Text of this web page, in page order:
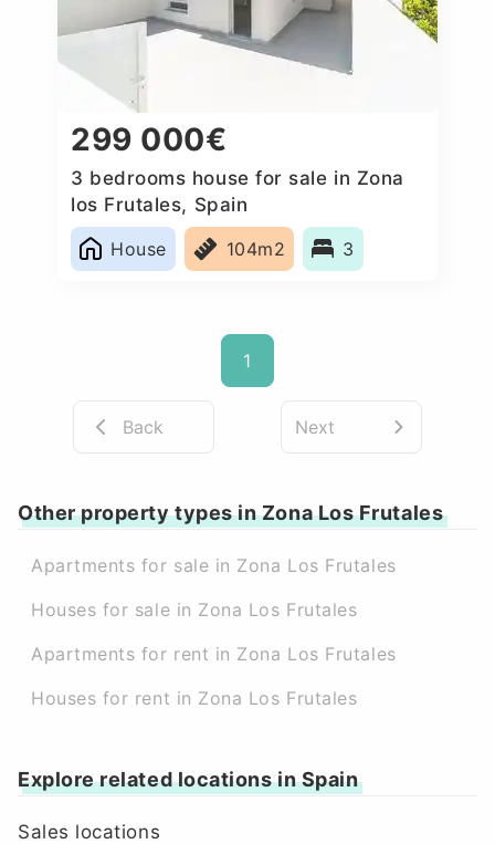
299 000€
3 bedrooms house for sale in Zona
los Frutales, Spain
House
104m2 3
1
Back Next
Other property types in Zona Los Frutales
Apartments for sale in Zona Los Frutales
Houses for sale in Zona Los Frutales
Apartments for rent in Zona Los Frutales
Houses for rent in Zona Los Frutales
Explore related locations in Spain
Sales locations